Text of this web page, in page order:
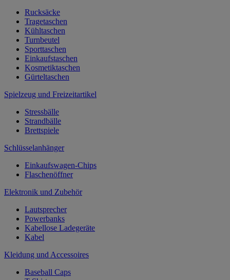
Rucksäcke
Tragetaschen
Kühltaschen
Turnbeutel
Sporttaschen
Einkaufstaschen
Kosmetiktaschen
Gürteltaschen
Spielzeug und Freizeitartikel
Stressbälle
Strandbälle
Brettspiele
Schlüsselanhänger
Einkaufswagen-Chips
Flaschenöffner
Elektronik und Zubehör
Lautsprecher
Powerbanks
Kabellose Ladegeräte
Kabel
Kleidung und Accessoires
Baseball Caps